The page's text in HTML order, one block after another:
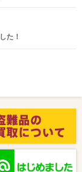
た！